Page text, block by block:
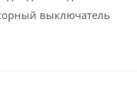
выключатель